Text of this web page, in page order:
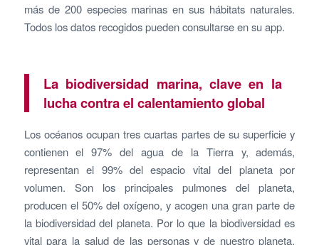
más de 200 especies marinas en sus hábitats naturales.
Todos los datos recogidos pueden consultarse en su app.
La biodiversidad marina, clave en la
lucha contra el calentamiento global
Los océanos ocupan tres cuartas partes de su superficie y
contienen el 97% del agua de la Tierra y, además,
representan el 99% del espacio vital del planeta por
volumen. Son los principales pulmones del planeta,
producen el 50% del oxígeno, y acogen una gran parte de
la biodiversidad del planeta. Por lo que la biodiversidad es
vital para la salud de las personas y de nuestro planeta.